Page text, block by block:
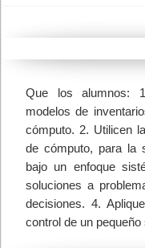
Que los alumnos:
modelos de
cómputo. 2. Utilicen
de cómputo, para la
bajo un enfoque
soluciones a
decisiones. 4.
control de un